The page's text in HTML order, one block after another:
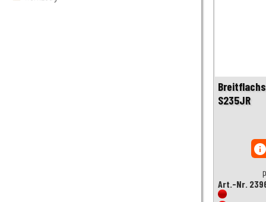
S235JR
Art.-Nr.